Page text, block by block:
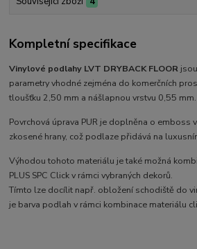
Kompletní specifikace
Vinylové podlahy LVT DRYBACK FLOOR
parametry vhodné zejména do komerčních
tloušťku 2,50 mm a nášlapnou vrstvu 0,55 mm.
Povrchová úprava PUR je doplněna o emboss
zkosené hrany, což podlaze přidává na
Výhodou tohoto materiálu je také možná
PLUS SPC Click v rámci vybraných dekorů.
Tímto lze docílit např. obložení schodiště do
je barva podlah v rámci kombinace materiálu